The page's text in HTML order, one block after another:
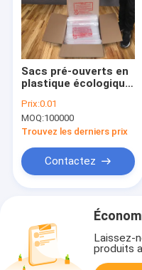
Sacs pré-ouverts en
plastique écologique
Prix:0.01
MOQ:100000
Trouvez les derniers prix
Contactez
Laissez-
produits